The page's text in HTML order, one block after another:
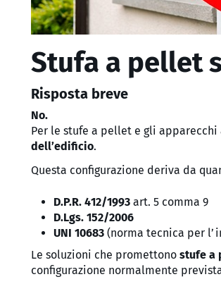
Stufa a pellet
Risposta breve
No.
Per le stufe a pellet e gli
dell’edificio.
Questa configurazione deriva da
D.P.R. 412/1993 art. 5 comma 9
D.Lgs. 152/2006
UNI 10683 (norma tecnica per
Le soluzioni che promettono stufe a
configurazione normalmente